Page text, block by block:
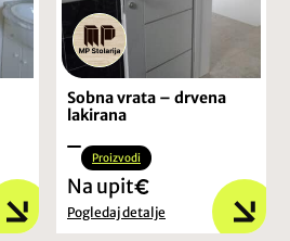
Sobna vrata – drvena
lakirana
Proizvodi
Na upit
Pogledaj detalje